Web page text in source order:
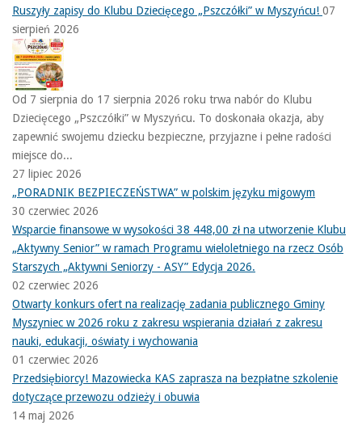
Ruszyły zapisy do Klubu Dziecięcego „Pszczółki” w Myszyńcu! 07
sierpień 2026
Od 7 sierpnia do 17 sierpnia 2026 roku trwa nabór do Klubu
Dziecięcego „Pszczółki” w Myszyńcu. To doskonała okazja, aby
zapewnić swojemu dziecku bezpieczne, przyjazne i pełne radości
miejsce do...
27 lipiec 2026
„PORADNIK BEZPIECZEŃSTWA” w polskim języku migowym
30 czerwiec 2026
Wsparcie finansowe w wysokości 38 448,00 zł na utworzenie Klubu
„Aktywny Senior” w ramach Programu wieloletniego na rzecz Osób
Starszych „Aktywni Seniorzy - ASY” Edycja 2026.
02 czerwiec 2026
Otwarty konkurs ofert na realizację zadania publicznego Gminy
Myszyniec w 2026 roku z zakresu wspierania działań z zakresu
nauki, edukacji, oświaty i wychowania
01 czerwiec 2026
Przedsiębiorcy! Mazowiecka KAS zaprasza na bezpłatne szkolenie
dotyczące przewozu odzieży i obuwia
14 maj 2026